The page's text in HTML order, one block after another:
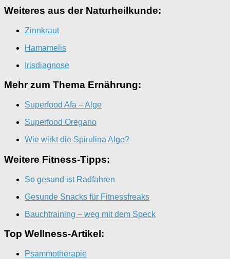
Weiteres aus der Naturheilkunde:
Zinnkraut
Hamamelis
Irisdiagnose
Mehr zum Thema Ernährung:
Superfood Afa – Alge
Superfood Oregano
Wie wirkt die Spirulina Alge?
Weitere Fitness-Tipps:
So gesund ist Radfahren
Gesunde Snacks für Fitnessfreaks
Bauchtraining – weg mit dem Speck
Top Wellness-Artikel:
Psammotherapie